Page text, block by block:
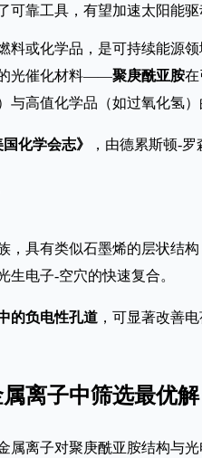
可靠工具，有望加速太阳能
料或化学品，是可持续能源
的光催化材料——聚庚酰亚胺在
与高值化学品（如过氧化氢）
国化学会志》 ，由德累斯顿-
，具有类似石墨烯的层状结
生电子-空穴的快速复合。
的负电性孔道 ，可显著改善
离子中筛选最优解
属离子对聚庚酰亚胺结构与